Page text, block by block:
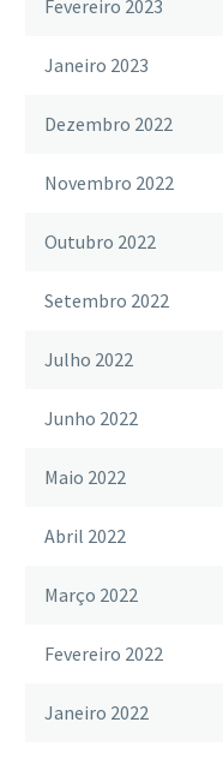
Fevereiro 2023
Janeiro 2023
Dezembro 2022
Novembro 2022
Outubro 2022
Setembro 2022
Julho 2022
Junho 2022
Maio 2022
Abril 2022
Março 2022
Fevereiro 2022
Janeiro 2022